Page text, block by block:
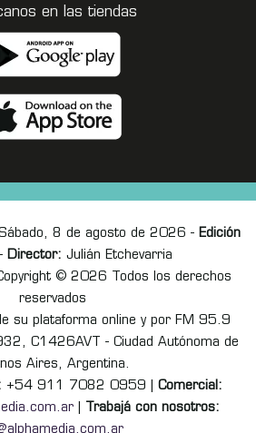
en las tiendas
8 de agosto de 2026 - Edición
Director: Julián Etchevarria
© 2026 Todos los derechos
reservados
su plataforma online y por FM 95.9
C1426AVT - Ciudad Autónoma de
Aires, Argentina.
+54 911 7082 0959 | Comercial:
Trabajá con nosotros: